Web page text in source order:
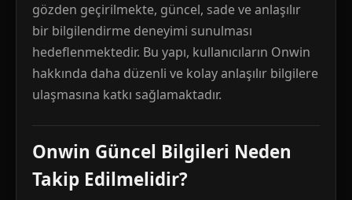
gözden geçirilmekte, güncel, sade ve anlaşılır
bir bilgilendirme deneyimi sunulması
hedeflenmektedir. Bu yapı, kullanıcıların Onwin
hakkında daha düzenli ve kolay anlaşılır bilgilere
ulaşmasına katkı sağlamaktadır.
Onwin Güncel Bilgileri Neden
Takip Edilmelidir?